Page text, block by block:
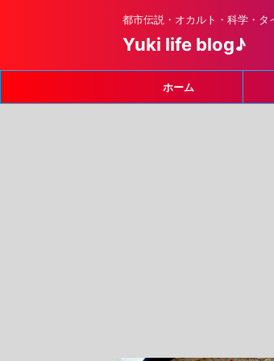
都市伝説・オカルト・科学・
Yuki life blog♪
ホーム